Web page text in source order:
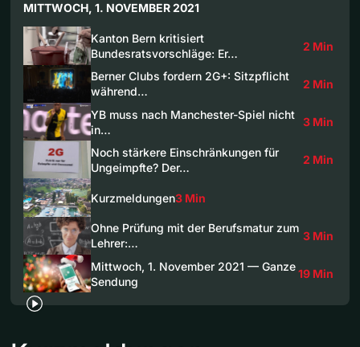
MITTWOCH, 1. NOVEMBER 2021
Kanton Bern kritisiert
Bundesratsvorschläge: Er…
2 Min
Berner Clubs fordern 2G+: Sitzpflicht
während…
2 Min
YB muss nach Manchester-Spiel nicht
in…
3 Min
Noch stärkere Einschränkungen für
Ungeimpfte? Der…
2 Min
Kurzmeldungen3 Min
Ohne Prüfung mit der Berufsmatur zum
Lehrer:…
3 Min
Mittwoch, 1. November 2021 — Ganze
Sendung
19 Min